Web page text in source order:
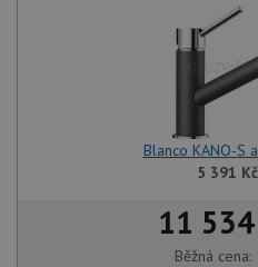
Blanco KANO-S
5 391 Kč
11
Běžná cena: